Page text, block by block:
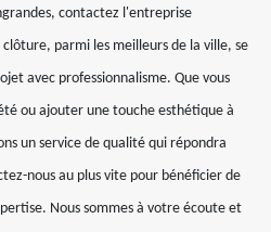
contactez l'entreprise
parmi les meilleurs de la ville, se
avec professionnalisme. Que vous
ou ajouter une touche esthétique à
un service de qualité qui répondra
nous au plus vite pour bénéficier de
Nous sommes à votre écoute et